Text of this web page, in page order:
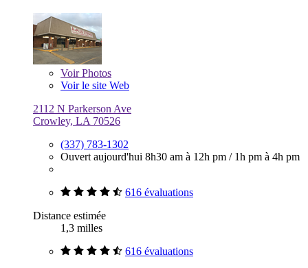
VoirPhotos
Voir le site Web
2112 N Parkerson Ave
Crowley, LA 70526
(337) 783-1302
Ouvert aujourd'hui 8h30 am à 12h pm / 1h pm à 4h pm
616 évaluations
Distance estimée
1,3 milles
616 évaluations